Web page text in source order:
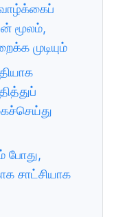
மூலம்,
முடியும்
போது,
சாட்சியாக